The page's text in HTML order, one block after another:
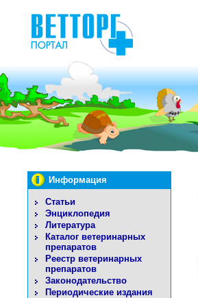
Информация
Статьи
Энциклопедия
Литература
Каталог ветеринарных
препаратов
Реестр ветеринарных
препаратов
Законодательство
Периодические издания